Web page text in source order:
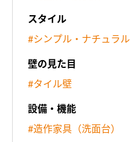
スタイル
#シンプル・ナチュラル
壁の見た目
#タイル壁
設備・機能
#造作家具（洗面台）